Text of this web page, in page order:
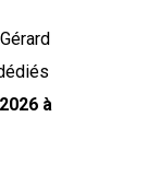
à